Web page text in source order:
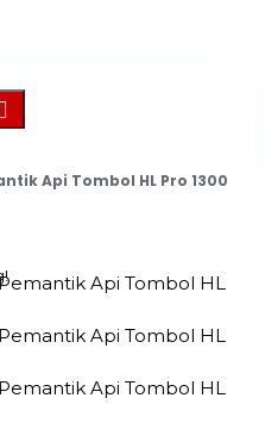
Api Tombol HL Pro 1300